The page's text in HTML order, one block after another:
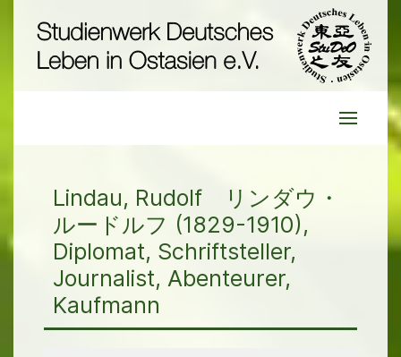
Lindau, Rudolf リンダウ・
ルードルフ (1829-1910),
Diplomat, Schriftsteller,
Journalist, Abenteurer,
Kaufmann